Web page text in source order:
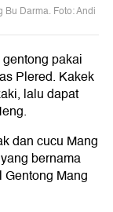
Darma. Foto: Andi
pakai
Plered. Kakek
lalu dapat
dan cucu Mang
bernama
Mang